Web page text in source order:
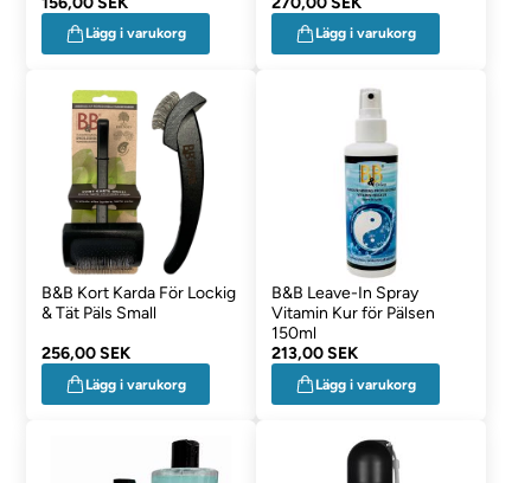
Lägg i varukorg Lägg i varukorg
B&B Kort Karda För Lockig
& Tät Päls Small
256,00 SEK
Lägg i varukorg
B&B Leave-In Spray
Vitamin Kur för Pälsen
150ml
213,00 SEK
Lägg i varukorg